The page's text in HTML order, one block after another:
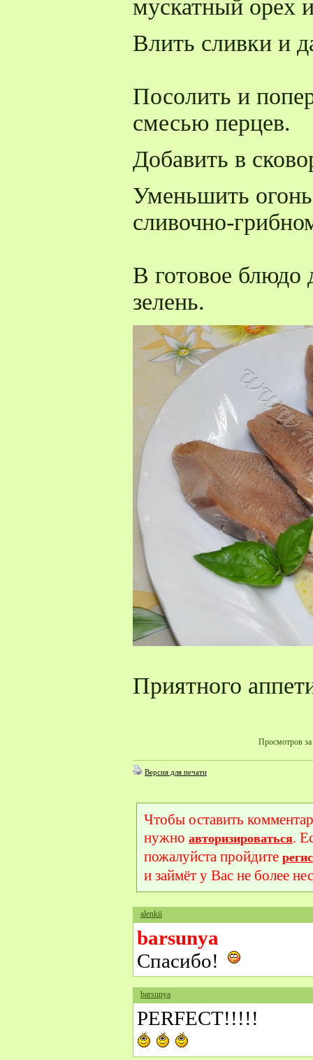
мускатный орех
Влить сливки и
Посолить и
смесью перцев.
Добавить в
Уменьшить
сливочно-
В готовое блюдо
зелень.
Приятного
Просмотров за
Версия для печати
Чтобы оставить
нужно авторизироваться.
пожалуйста пройдите
и займёт у Вас не более
alenkii
barsunya
Спасибо!
barsunya
PERFECT!!!!!